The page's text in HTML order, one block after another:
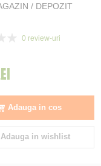
/ DEPOZIT
0 review-uri
Adauga in cos
Adauga in wishlist